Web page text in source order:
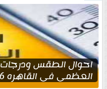
احوال الطقس ودرجات
العظمى في القاهره 36 درجة